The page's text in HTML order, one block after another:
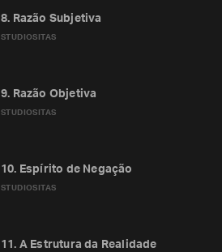
STUDIOSITAS
8. Razão Subjetiva
STUDIOSITAS
9. Razão Objetiva
STUDIOSITAS
10. Espírito de Negação
11. A Estrutura da Realidade